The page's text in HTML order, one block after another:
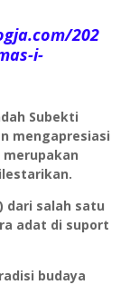
202
i-
Subekti
mengapresiasi
dari salah satu
adat di suport
budaya